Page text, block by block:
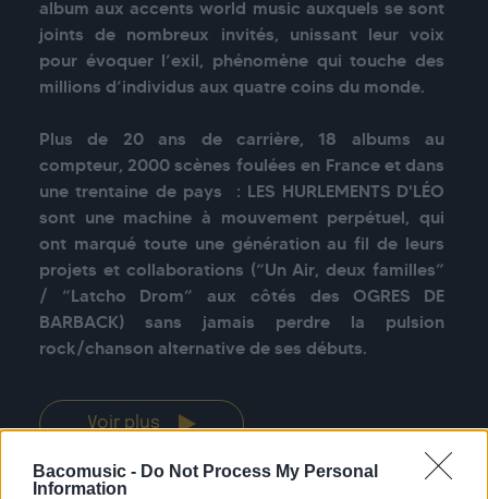
Bacomusic - Do Not Process My Personal
Information
album aux accents world music auxquels se sont
joints de nombreux invités, unissant leur voix
pour évoquer l’exil, phénomène qui touche des
millions d’individus aux quatre coins du monde.
Plus de 20 ans de carrière, 18 albums au
compteur, 2000 scènes foulées en France et dans
une trentaine de pays  : LES HURLEMENTS D'LÉO
sont une machine à mouvement perpétuel, qui
ont marqué toute une génération au fil de leurs
projets et collaborations (“Un Air, deux familles”
/ “Latcho Drom” aux côtés des OGRES DE
BARBACK) sans jamais perdre la pulsion
rock/chanson alternative de ses débuts.
Voir plus